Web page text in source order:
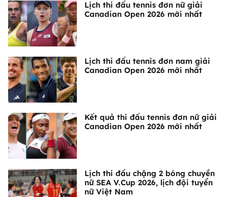
Lịch thi đấu tennis đơn nữ giải
Canadian Open 2026 mới nhất
Lịch thi đấu tennis đơn nam giải
Canadian Open 2026 mới nhất
Kết quả thi đấu tennis đơn nữ giải
Canadian Open 2026 mới nhất
Lịch thi đấu chặng 2 bóng chuyền
nữ SEA V.Cup 2026, lịch đội tuyển
nữ Việt Nam